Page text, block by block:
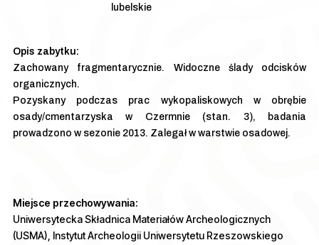
lubelskie
Zachowany fragmentarycznie. Widoczne ślady odcisków
organicznych.
Pozyskany podczas prac wykopaliskowych w obrębie
osady/cmentarzyska w Czermnie (stan. 3), badania
prowadzono w sezonie 2013. Zalegał w warstwie osadowej.
Miejsce przechowywania:
Uniwersytecka Składnica Materiałów Archeologicznych
(USMA), Instytut Archeologii Uniwersytetu Rzeszowskiego